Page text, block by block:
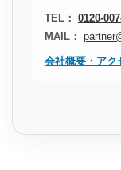
TEL： 0120-
MAIL：
会社概要・アク